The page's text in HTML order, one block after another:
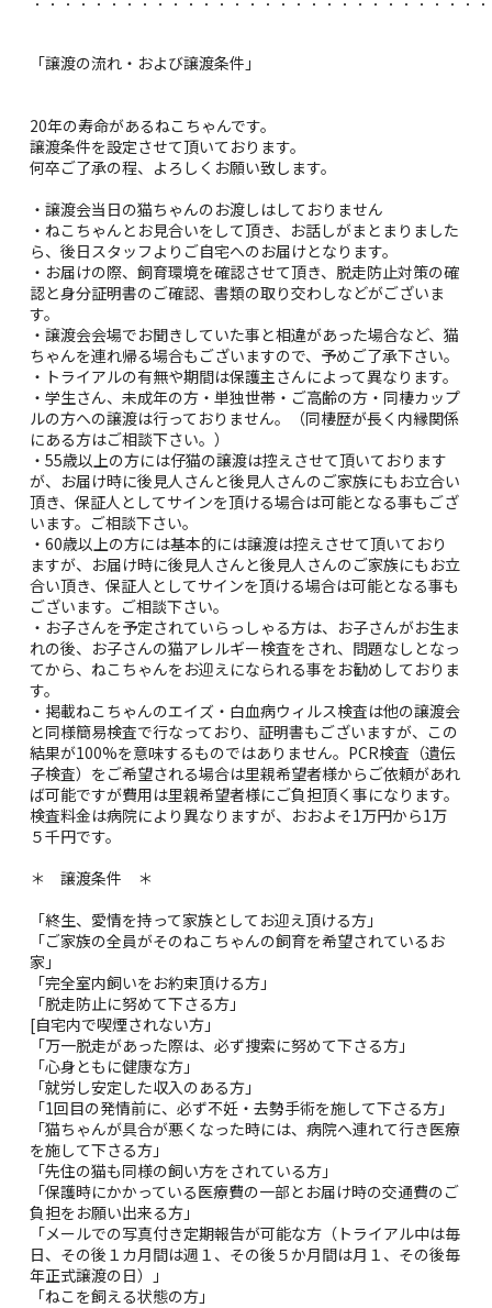
「譲渡の流れ・および譲渡条件」
20年の寿命があるねこちゃんです。
譲渡条件を設定させて頂いております。
何卒ご了承の程、よろしくお願い致します。
・譲渡会当日の猫ちゃんのお渡しはしておりません
・ねこちゃんとお見合いをして頂き、お話しがまとまりました
ら、後日スタッフよりご自宅へのお届けとなります。
・お届けの際、飼育環境を確認させて頂き、脱走防止対策の確
認と身分証明書のご確認、書類の取り交わしなどがございま
す。
・譲渡会会場でお聞きしていた事と相違があった場合など、猫
ちゃんを連れ帰る場合もございますので、予めご了承下さい。
・トライアルの有無や期間は保護主さんによって異なります。
・学生さん、未成年の方・単独世帯・ご高齢の方・同棲カップ
ルの方への譲渡は行っておりません。（同棲歴が長く内縁関係
にある方はご相談下さい。）
・55歳以上の方には仔猫の譲渡は控えさせて頂いております
が、お届け時に後見人さんと後見人さんのご家族にもお立合い
頂き、保証人としてサインを頂ける場合は可能となる事もござ
います。ご相談下さい。
・60歳以上の方には基本的には譲渡は控えさせて頂いており
ますが、お届け時に後見人さんと後見人さんのご家族にもお立
合い頂き、保証人としてサインを頂ける場合は可能となる事も
ございます。ご相談下さい。
・お子さんを予定されていらっしゃる方は、お子さんがお生ま
れの後、お子さんの猫アレルギー検査をされ、問題なしとなっ
てから、ねこちゃんをお迎えになられる事をお勧めしておりま
す。
・掲載ねこちゃんのエイズ・白血病ウィルス検査は他の譲渡会
と同様簡易検査で行なっており、証明書もございますが、この
結果が100%を意味するものではありません。PCR検査（遺伝
子検査）をご希望される場合は里親希望者様からご依頼があれ
ば可能ですが費用は里親希望者様にご負担頂く事になります。
検査料金は病院により異なりますが、おおよそ1万円から1万
５千円です。
＊ 譲渡条件 ＊
「終生、愛情を持って家族としてお迎え頂ける方」
「ご家族の全員がそのねこちゃんの飼育を希望されているお
家」
「完全室内飼いをお約束頂ける方」
「脱走防止に努めて下さる方」
[自宅内で喫煙されない方」
「万一脱走があった際は、必ず捜索に努めて下さる方」
「心身ともに健康な方」
「就労し安定した収入のある方」
「1回目の発情前に、必ず不妊・去勢手術を施して下さる方」
「猫ちゃんが具合が悪くなった時には、病院へ連れて行き医療
を施して下さる方」
「先住の猫も同様の飼い方をされている方」
「保護時にかかっている医療費の一部とお届け時の交通費のご
負担をお願い出来る方」
「メールでの写真付き定期報告が可能な方（トライアル中は毎
日、その後１カ月間は週１、その後５か月間は月１、その後毎
年正式譲渡の日）」
「ねこを飼える状態の方」